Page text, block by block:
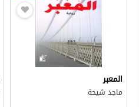
المعبر
ماجد شيحة